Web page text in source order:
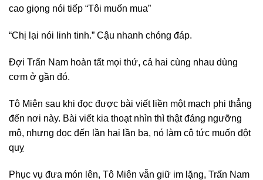
cao giọng nói tiếp “Tôi muốn mua”
“Chị lại nói linh tinh.” Cậu nhanh chóng đáp.
Đợi Trấn Nam hoàn tất mọi thứ, cả hai cùng nhau dùng
cơm ở gần đó.
Tô Miên sau khi đọc được bài viết liền một mạch phi thẳng
đến nơi này. Bài viết kia thoạt nhìn thì thật đáng ngưỡng
mộ, nhưng đọc đến lần hai lần ba, nó làm cô tức muốn đột
quỵ
Phục vụ đưa món lên, Tô Miên vẫn giữ im lặng, Trấn Nam